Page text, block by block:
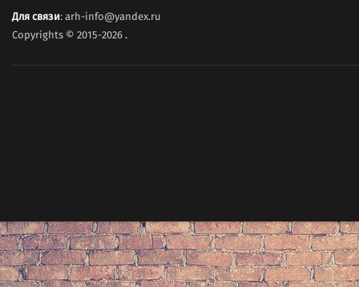
Для связи: arh-info@yandex.ru
Copyrights © 2015-2026.